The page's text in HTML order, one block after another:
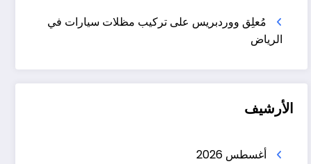
مُعلِق ووردبريس علىتركيب مظلات سيارات في
الرياض
الأرشيف
أغسطس 2026